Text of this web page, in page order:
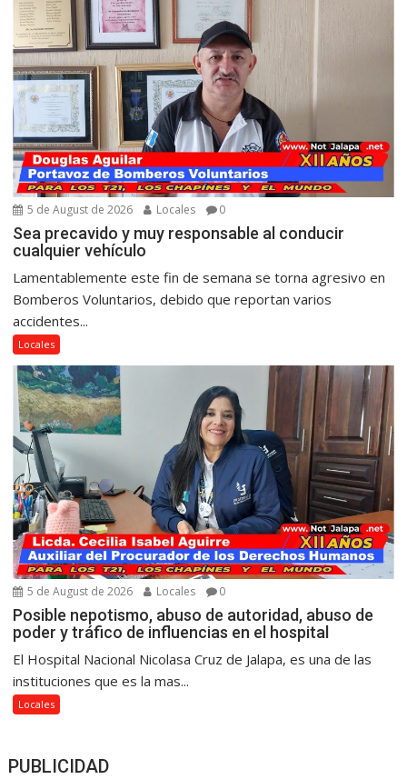
5 de August de 2026 Locales 0
Sea precavido y muy responsable al conducir
cualquier vehículo
Lamentablemente este fin de semana se torna agresivo en
Bomberos Voluntarios, debido que reportan varios
accidentes...
Locales
5 de August de 2026 Locales 0
Posible nepotismo, abuso de autoridad, abuso de
poder y tráfico de influencias en el hospital
El Hospital Nacional Nicolasa Cruz de Jalapa, es una de las
instituciones que es la mas...
Locales
PUBLICIDAD